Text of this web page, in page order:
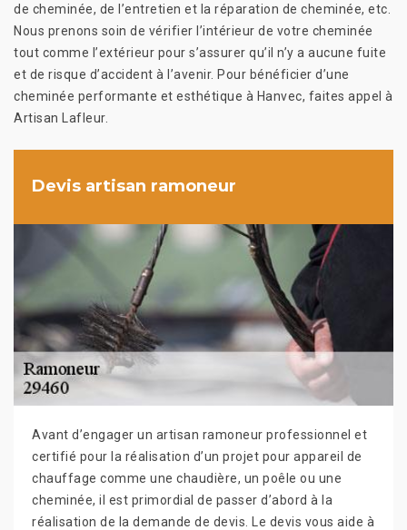
de cheminée, de l’entretien et la réparation de cheminée, etc.
Nous prenons soin de vérifier l’intérieur de votre cheminée
tout comme l’extérieur pour s’assurer qu’il n’y a aucune fuite
et de risque d’accident à l’avenir. Pour bénéficier d’une
cheminée performante et esthétique à Hanvec, faites appel à
Artisan Lafleur.
Devis artisan ramoneur
Avant d’engager un artisan ramoneur professionnel et
certifié pour la réalisation d’un projet pour appareil de
chauffage comme une chaudière, un poêle ou une
cheminée, il est primordial de passer d’abord à la
réalisation de la demande de devis. Le devis vous aide à